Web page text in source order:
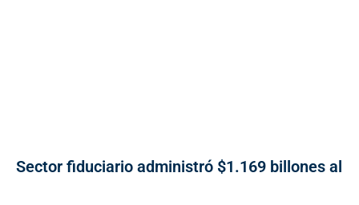
Sector fiduciario administró $1.169 billones al